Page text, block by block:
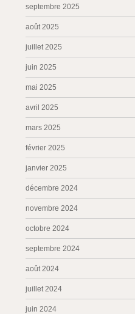
septembre 2025
août 2025
juillet 2025
juin 2025
mai 2025
avril 2025
mars 2025
février 2025
janvier 2025
décembre 2024
novembre 2024
octobre 2024
septembre 2024
août 2024
juillet 2024
juin 2024